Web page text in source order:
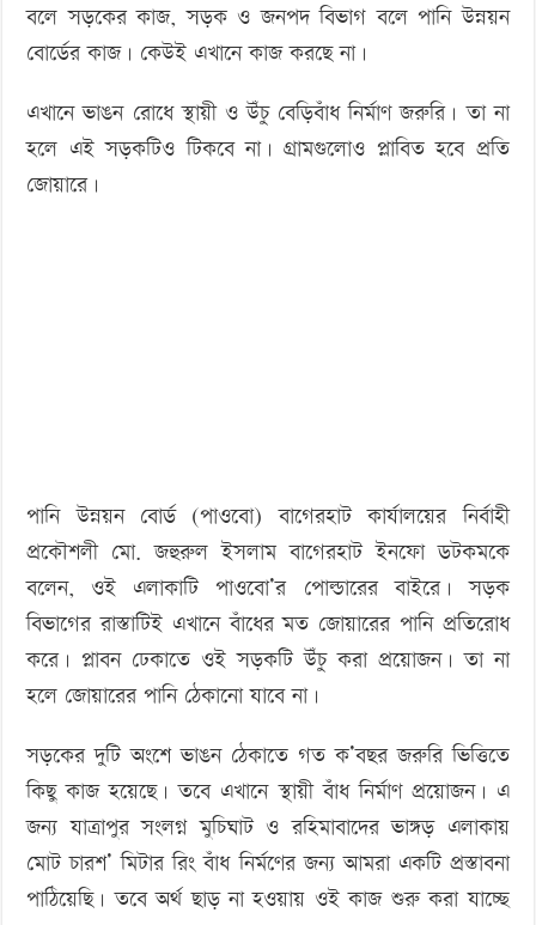
বলে সড়কের কাজ, সড়ক ও জনপদ বিভাগ বলে পানি উন্নয়ন
বোর্ডের কাজ। কেউই এখানে কাজ করছে না।
এখানে ভাঙন রোধে স্থায়ী ও উঁচু বেড়িবাঁধ নির্মাণ জরুরি। তা না
হলে এই সড়কটিও টিকবে না। গ্রামগুলোও প্লাবিত হবে প্রতি
জোয়ারে।
পানি উন্নয়ন বোর্ড (পাওবো) বাগেরহাট কার্যালয়ের নির্বাহী
প্রকৌশলী মো. জহুরুল ইসলাম বাগেরহাট ইনফো ডটকমকে
বলেন, ওই এলাকাটি পাওবো’র পোল্ডারের বাইরে। সড়ক
বিভাগের রাস্তাটিই এখানে বাঁধের মত জোয়ারের পানি প্রতিরোধ
করে। প্লাবন ঢেকাতে ওই সড়কটি উঁচু করা প্রয়োজন। তা না
হলে জোয়ারের পানি ঠেকানো যাবে না।
সড়কের দুটি অংশে ভাঙন ঠেকাতে গত ক’বছর জরুরি ভিত্তিতে
কিছু কাজ হয়েছে। তবে এখানে স্থায়ী বাঁধ নির্মাণ প্রয়োজন। এ
জন্য যাত্রাপুর সংলগ্ন মুচিঘাট ও রহিমাবাদের ভাঙ্গড় এলাকায়
মোট চারশ’ মিটার রিং বাঁধ নির্মণের জন্য আমরা একটি প্রস্তাবনা
পাঠিয়েছি। তবে অর্থ ছাড় না হওয়ায় ওই কাজ শুরু করা যাচ্ছে